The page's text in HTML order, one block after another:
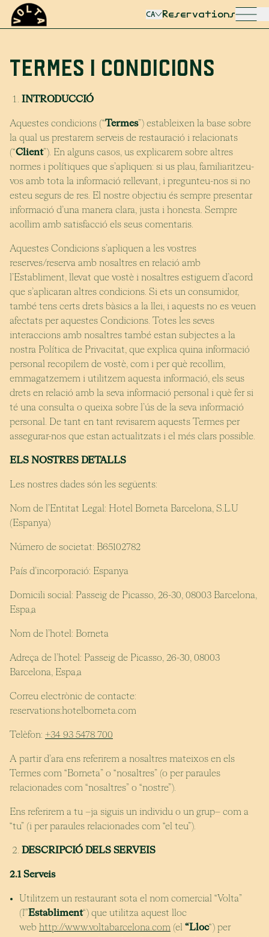
CA Reservations
TERMES I CONDICIONS
INTRODUCCIÓ
Aquestes condicions (“Termes”) estableixen la base sobre
la qual us prestarem serveis de restauració i relacionats
(“Client”). En alguns casos, us explicarem sobre altres
normes i polítiques que s’apliquen: si us plau, familiaritzeu-
vos amb tota la informació rellevant, i pregunteu-nos si no
esteu segurs de res. El nostre objectiu és sempre presentar
informació d’una manera clara, justa i honesta. Sempre
acollim amb satisfacció els seus comentaris.
Aquestes Condicions s’apliquen a les vostres
reserves/reserva amb nosaltres en relació amb
l’Establiment, llevat que vostè i nosaltres estiguem d’acord
que s’aplicaran altres condicions. Si ets un consumidor,
també tens certs drets bàsics a la llei, i aquests no es veuen
afectats per aquestes Condicions. Totes les seves
interaccions amb nosaltres també estan subjectes a la
nostra Política de Privacitat, que explica quina informació
personal recopilem de vostè, com i per què recollim,
emmagatzemem i utilitzem aquesta informació, els seus
drets en relació amb la seva informació personal i què fer si
té una consulta o queixa sobre l’ús de la seva informació
personal. De tant en tant revisarem aquests Termes per
assegurar-nos que estan actualitzats i el més clars possible.
ELS NOSTRES DETALLS
Les nostres dades són les següents:
Nom de l’Entitat Legal: Hotel Borneta Barcelona, S.L.U
(Espanya)
Número de societat: B65102782
País d’incorporació: Espanya
Domicili social: Passeig de Picasso, 26-30, 08003 Barcelona,
Espa,a
Nom de l’hotel: Borneta
Adreça de l’hotel: Passeig de Picasso, 26-30, 08003
Barcelona, Espa,a
Correu electrònic de contacte:
reservations:hotelborneta.com
Telèfon: +34 93 5478 700
A partir d’ara ens referirem a nosaltres mateixos en els
Termes com “Borneta” o “nosaltres” (o per paraules
relacionades com “nosaltres” o “nostre”).
Ens referirem a tu –ja siguis un individu o un grup– com a
“tu” (i per paraules relacionades com “el teu”).
DESCRIPCIÓ DELS SERVEIS
2.1 Serveis
Utilitzem un restaurant sota el nom comercial “Volta”
(l'”Establiment“) que utilitza aquest lloc
web http://www.voltabarcelona.com (el “Lloc“) per